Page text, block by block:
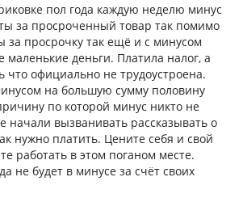
пол года каждую неделю минус
за просроченный товар так помимо
за просрочку так ещё и с минусом
маленькие деньги. Платила налог, а
что официально не трудоустроена.
на большую сумму половину
по которой минус никто не
начали вызванивать рассказывать о
нужно платить. Цените себя и свой
работать в этом поганом месте.
не будет в минусе за счёт своих